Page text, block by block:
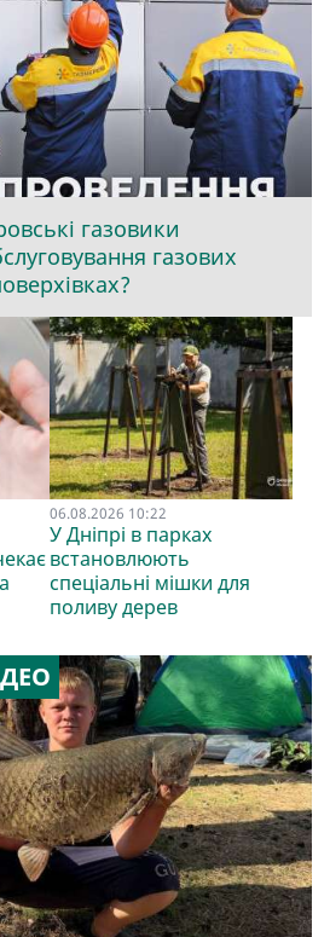
газовики
газових
06.08.2026 10:22
У Дніпрі в парках
встановлюють
спеціальні мішки для
поливу дерев